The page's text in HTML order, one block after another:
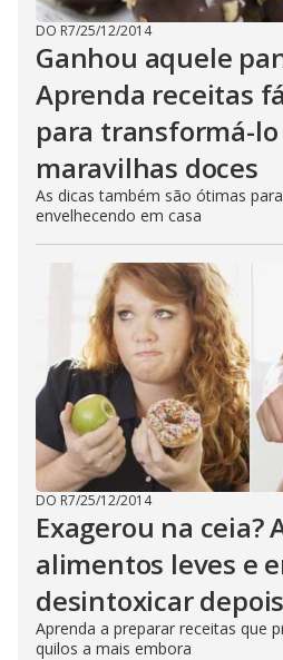
DO R7/25/12/2014
Ganhou aquele
Aprenda receitas
para transformá-
maravilhas doces
As dicas também são ótimas
envelhecendo em casa
DO R7/25/12/2014
Exagerou na ceia?
alimentos leves e
desintoxicar
Aprenda a preparar receitas que
quilos a mais embora